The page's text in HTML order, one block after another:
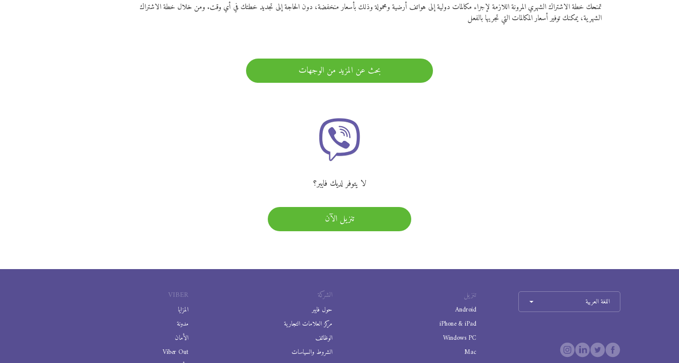
تمنحك خطة الاشتراك الشهري المرونة اللازمة لإجراء مكالمات دولية إلى هواتف أرضية ومحمولة وذلك بأسعار منخفضة، دون الحاجة إلى تجديد خطتك في أي وقت. ومن خلال خطة الاشتراك
الشهرية، يمكنك توفير أسعار المكالمات التي تجريها بالفعل
بحث عن المزيد من الوجهات
لا يتوفر لديك فايبر؟
تنزيل الآن
VIBER
المزايا
مدونة
الأمان
Viber Out
الشركة
حول فايبر
مركز العلامات التجارية
الوظائف
الشروط والسياسات
تنزيل
Android
iPhone & iPad
Windows PC
Mac
اللغة العربية